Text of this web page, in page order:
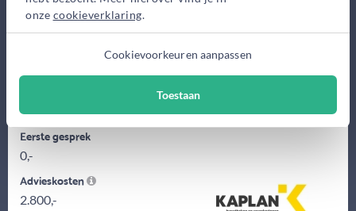
onze cookieverklaring.
Cookievoorkeuren aanpassen
Toestaan
Eerste gesprek
0,-
Advieskosten
2.800,-